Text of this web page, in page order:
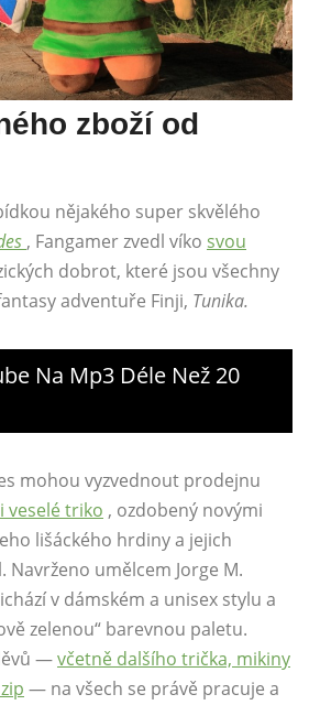
zboží od
nějakého super skvělého
, Fangamer zvedl víko svou
dobrot, které jsou všechny
adventuře Finji, Tunika.
Na Mp3 Déle Než 20
mohou vyzvednout prodejnu
veselé triko , ozdobený novými
lišáckého hrdiny a jejich
Navrženo umělcem Jorge M.
v dámském a unisex stylu a
zelenou“ barevnou paletu.
—včetně dalšího trička, mikiny
— na všech se právě pracuje a